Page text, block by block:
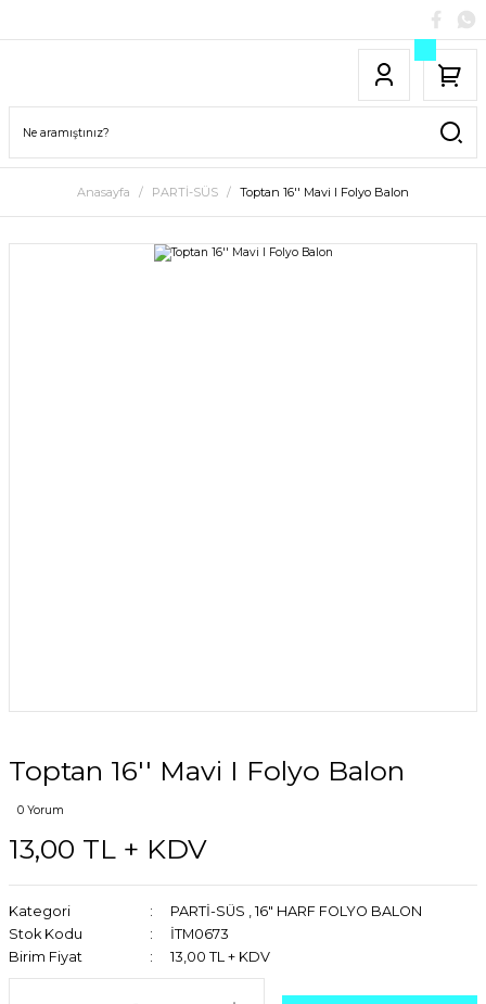
Anasayfa PARTİ-SÜS Toptan 16'' Mavi I Folyo Balon
Toptan 16'' Mavi I Folyo Balon
0 Yorum
13,00 TL + KDV
Kategori PARTİ-SÜS , 16" HARF FOLYO BALON
Stok Kodu
İTM0673
Birim Fiyat
13,00 TL + KDV